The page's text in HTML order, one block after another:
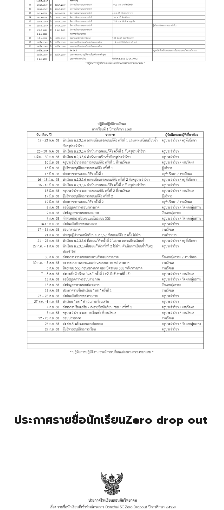
ประกาศรายชื่อนักเรียนZero drop out